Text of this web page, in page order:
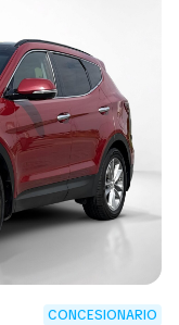
CONCESIONARIO